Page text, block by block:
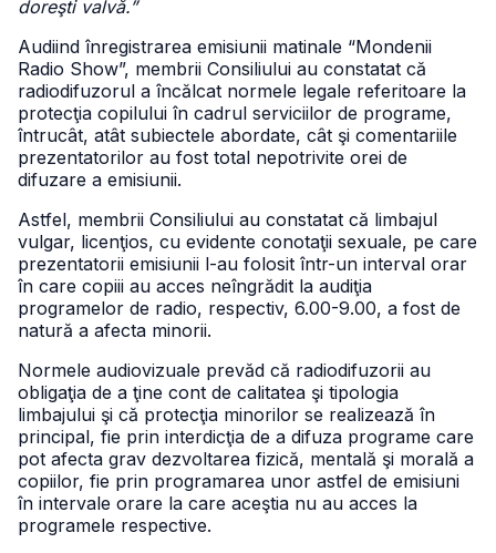
doreşti valvă.”
Audiind înregistrarea emisiunii matinale “Mondenii
Radio Show”, membrii Consiliului au constatat că
radiodifuzorul a încălcat normele legale referitoare la
protecţia copilului în cadrul serviciilor de programe,
întrucât, atât subiectele abordate, cât şi comentariile
prezentatorilor au fost total nepotrivite orei de
difuzare a emisiunii.
Astfel, membrii Consiliului au constatat că limbajul
vulgar, licenţios, cu evidente conotaţii sexuale, pe care
prezentatorii emisiunii l-au folosit într-un interval orar
în care copiii au acces neîngrădit la audiţia
programelor de radio, respectiv, 6.00-9.00, a fost de
natură a afecta minorii.
Normele audiovizuale prevăd că radiodifuzorii au
obligaţia de a ţine cont de calitatea şi tipologia
limbajului şi că protecţia minorilor se realizează în
principal, fie prin interdicţia de a difuza programe care
pot afecta grav dezvoltarea fizică, mentală şi morală a
copiilor, fie prin programarea unor astfel de emisiuni
în intervale orare la care aceştia nu au acces la
programele respective.